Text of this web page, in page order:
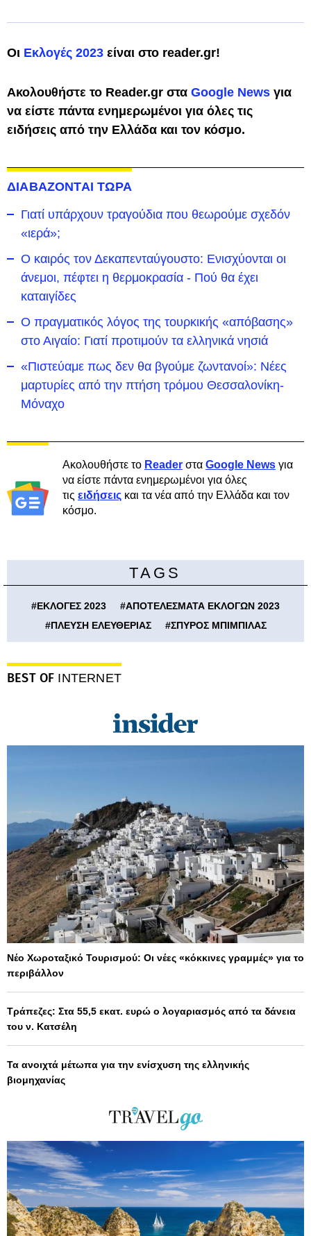
Οι Εκλογές 2023 είναι στο reader.gr!
Ακολουθήστε το Reader.gr στα Google News για
να είστε πάντα ενημερωμένοι για όλες τις
ειδήσεις από την Ελλάδα και τον κόσμο.
ΔΙΑΒΑΖΟΝΤΑΙ ΤΩΡΑ
Γιατί υπάρχουν τραγούδια που θεωρούμε σχεδόν
«ιερά»;
Ο καιρός τον Δεκαπενταύγουστο: Ενισχύονται οι
άνεμοι, πέφτει η θερμοκρασία - Πού θα έχει
καταιγίδες
Ο πραγματικός λόγος της τουρκικής «απόβασης»
στο Αιγαίο: Γιατί προτιμούν τα ελληνικά νησιά
«Πιστεύαμε πως δεν θα βγούμε ζωντανοί»: Νέες
μαρτυρίες από την πτήση τρόμου Θεσσαλονίκη-
Μόναχο
Ακολουθήστε το Reader στα Google News για
να είστε πάντα ενημερωμένοι για όλες
τις ειδήσεις και τα νέα από την Ελλάδα και τον
κόσμο.
TAGS
#ΕΚΛΟΓΕΣ 2023 #ΑΠΟΤΕΛΕΣΜΑΤΑ ΕΚΛΟΓΩΝ 2023
#ΠΛΕΥΣΗ ΕΛΕΥΘΕΡΙΑΣ #ΣΠΥΡΟΣ ΜΠΙΜΠΙΛΑΣ
BEST OF INTERNET
Νέο Χωροταξικό Τουρισμού: Οι νέες «κόκκινες γραμμές» για το
περιβάλλον
Τράπεζες: Στα 55,5 εκατ. ευρώ ο λογαριασμός από τα δάνεια
του ν. Κατσέλη
Τα ανοιχτά μέτωπα για την ενίσχυση της ελληνικής
βιομηχανίας